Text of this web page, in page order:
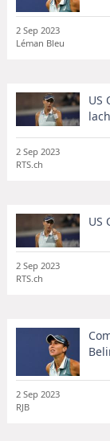
2 Sep 2023
Léman Bleu
US
2 Sep 2023
RTS.ch
US
2 Sep 2023
RTS.ch
2 Sep 2023
RJB